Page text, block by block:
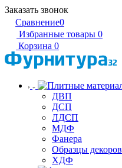
Заказать звонок
Сравнение0
Избранные товары 0
Корзина 0
ДВП
ДСП
ЛДСП
МДФ
Фанера
Образцы декоров
ХДФ